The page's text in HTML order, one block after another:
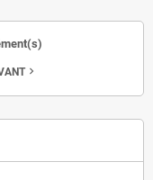
navigate_next